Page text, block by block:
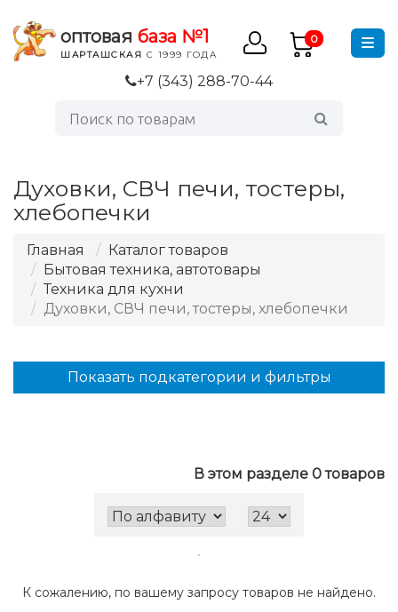
оптовая база №1
ШАРТАШСКАЯ С 1999 ГОДА
0
+7 (343) 288-70-44
Духовки, СВЧ печи, тостеры,
хлебопечки
Главная
Каталог товаров
Бытовая техника, автотовары
Техника для кухни
Духовки, СВЧ печи, тостеры, хлебопечки
В этом разделе 0 товаров
К сожалению, по вашему запросу товаров не найдено.
Показать подкатегории и фильтры